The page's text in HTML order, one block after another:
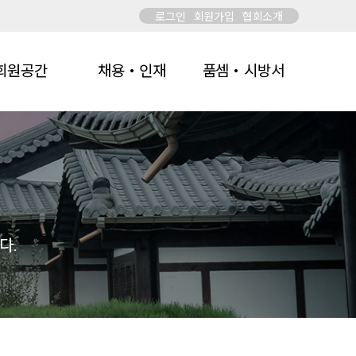
로그인 회원가입 협회소개
원공간 채용・인재 품셈・시방서
.